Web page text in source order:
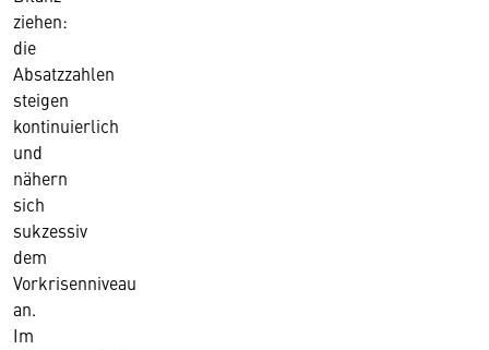
ziehen:
die
Absatzzahlen
steigen
kontinuierlich
und
nähern
sich
sukzessiv
dem
Vorkrisenniveau
an.
Im